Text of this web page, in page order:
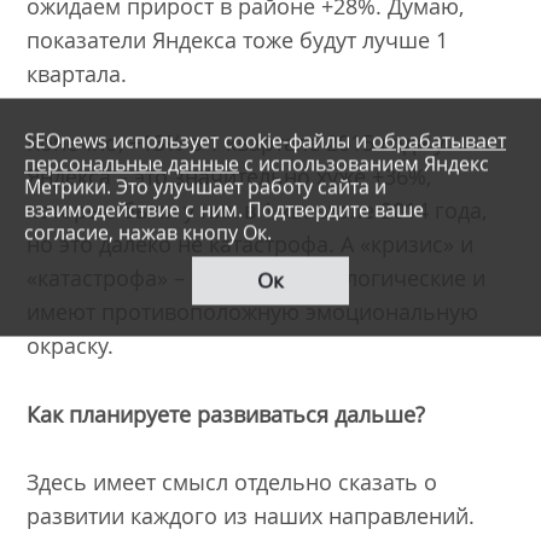
ожидаем прирост в районе +28%. Думаю,
показатели Яндекса тоже будут лучше 1
квартала.
Конечно, +13% в 1 квартале 2015 года у
Яндекса – это значительно хуже +36%,
которые были у них в 1 квартале 2014 года,
но это далеко не катастрофа. А «кризис» и
«катастрофа» – понятия психологические и
имеют противоположную эмоциональную
окраску.
Как планируете развиваться дальше?
Здесь имеет смысл отдельно сказать о
развитии каждого из наших направлений.
SEOnews использует cookie-файлы и обрабатывает
персональные данные с использованием Яндекс
Метрики. Это улучшает работу сайта и
взаимодействие с ним. Подтвердите ваше
согласие, нажав кнопу Ок.
Ок